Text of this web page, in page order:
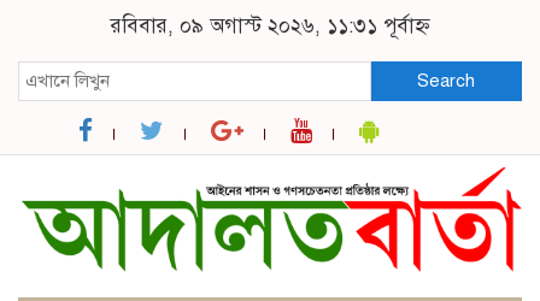
রবিবার, ০৯ অগাস্ট ২০২৬, ১১:৩১ পূর্বাহ্ন
Search